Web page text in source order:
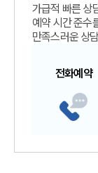
가급적 빠른 상
예약 시간 준수
만족스러운 상
전화예약